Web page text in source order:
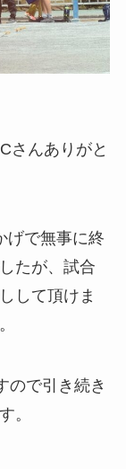
さんありがと
げで無事に終
たが、試合
して頂けま
ので引き続き
。